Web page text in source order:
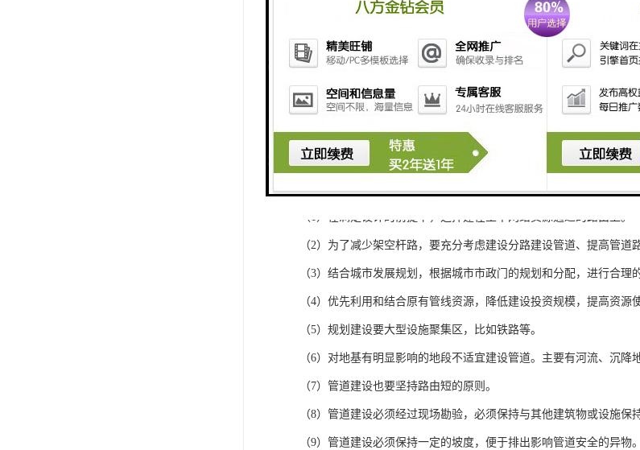
通信管道建设一般在城市规划中在水、电、气、暖、污之后，随着
提升，通信设施也将是人们生活必需品之一。
（1）在满足设计的前提下，选择建在主干网络资源通过的路由上。
（2）为了减少架空杆路，要充分考虑建设分路建设管道、提高管道
（3）结合城市发展规划，根据城市市政门的规划和分配，进行合理
（4）优先利用和结合原有管线资源，降低建设投资规模，提高资源
（5）规划建设要大型设施聚集区，比如铁路等。
（6）对地基有明显影响的地段不适宜建设管道。主要有河流、沉降
（7）管道建设也要坚持路由短的原则。
（8）管道建设必须经过现场勘验，必须保持与其他建筑物或设施保
（9）管道建设必须保持一定的坡度，便于排出影响管道安全的异物。